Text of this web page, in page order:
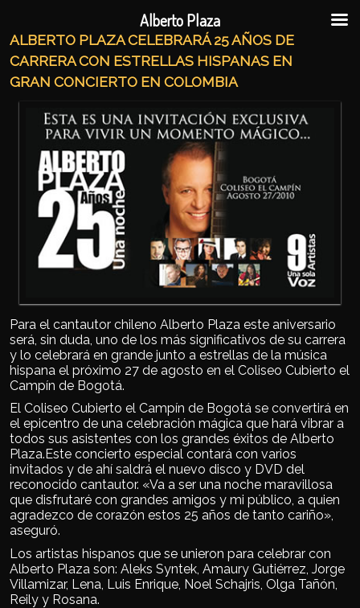
ALBERTO PLAZA CELEBRARÁ 25 AÑOS DE
CARRERA CON ESTRELLAS HISPANAS EN
GRAN CONCIERTO EN COLOMBIA
Para el cantautor chileno Alberto Plaza este aniversario
será, sin duda, uno de los más significativos de su carrera
y lo celebrará en grande junto a estrellas de la música
hispana el próximo 27 de agosto en el Coliseo Cubierto el
Campín de Bogotá.
El Coliseo Cubierto el Campín de Bogotá se convertirá en
el epicentro de una celebración mágica que hará vibrar a
todos sus asistentes con los grandes éxitos de Alberto
Plaza.Este concierto especial contará con varios
invitados y de ahí saldrá el nuevo disco y DVD del
reconocido cantautor. «Va a ser una noche maravillosa
que disfrutaré con grandes amigos y mi público, a quien
agradezco de corazón estos 25 años de tanto cariño»,
aseguró.
Los artistas hispanos que se unieron para celebrar con
Alberto Plaza son: Aleks Syntek, Amaury Gutiérrez, Jorge
Villamizar, Lena, Luis Enrique, Noel Schajris, Olga Tañón,
Reily y Rosana.
Alberto Plaza